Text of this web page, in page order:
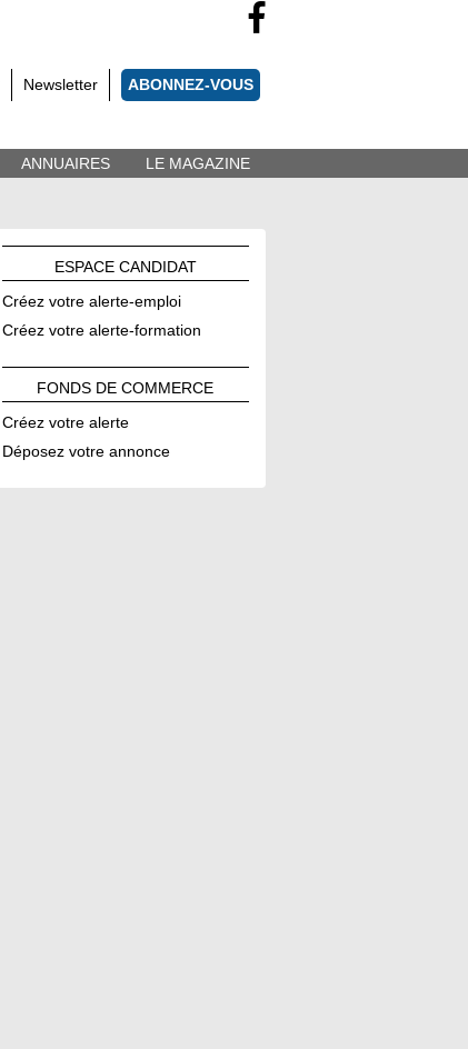
Newsletter ABONNEZ-VOUS
ANNUAIRES
LE MAGAZINE
ESPACE CANDIDAT
Créez votre alerte-emploi
Créez votre alerte-formation
FONDS DECOMMERCE
Créez votre alerte
Déposez votre annonce